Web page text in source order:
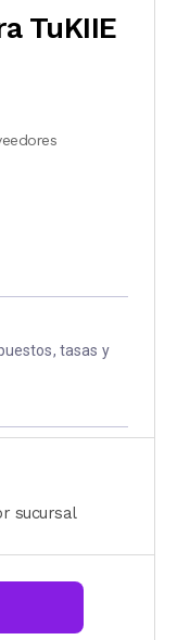
TuKIIE
tasas y
sucursal